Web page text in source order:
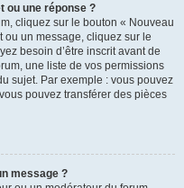
ou une réponse ?
cliquez sur le bouton « Nouveau
un message, cliquez sur le
besoin d’être inscrit avant de
une liste de vos permissions
sujet. Par exemple : vous pouvez
pouvez transférer des pièces
message ?